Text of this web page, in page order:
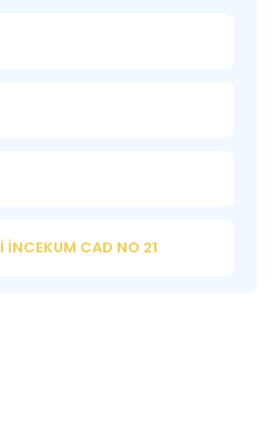
İNCEKUM CAD NO 21